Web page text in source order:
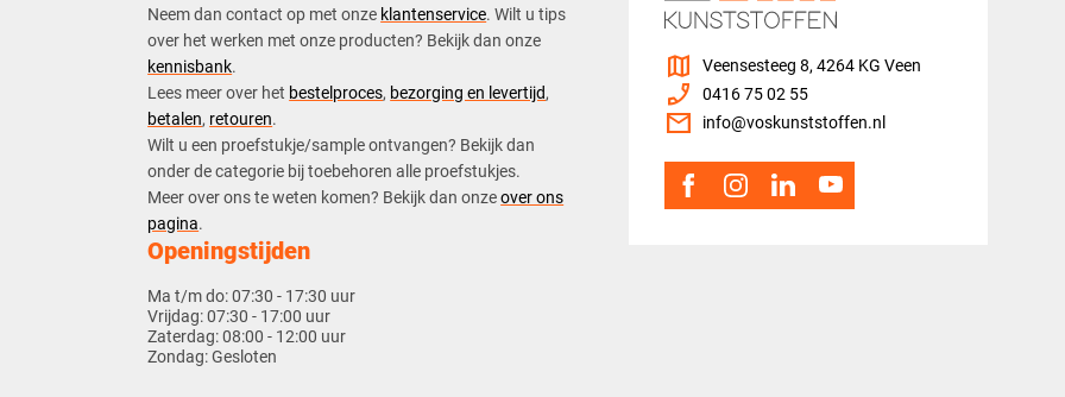
Neem dan contact op met onze klantenservice. Wilt u tips
over het werken met onze producten? Bekijk dan onze
kennisbank.
​Lees meer over het bestelproces, bezorging en levertijd,
betalen, retouren.​
​Wilt u een proefstukje/sample ontvangen? Bekijk dan
onder de categorie bij toebehoren alle proefstukjes.
​​Meer over ons te weten komen? Bekijk dan onzeover ons
pagina.
Openingstijden
Ma t/m do:07:30 - 17:30 uur
Vrijdag:07:30 - 17:00 uur
Zaterdag:08:00 - 12:00 uur
Zondag:Gesloten
map Veensesteeg 8, 4264 KG Veen
phone_enabled 0416 75 02 55
mail info@voskunststoffen.nl